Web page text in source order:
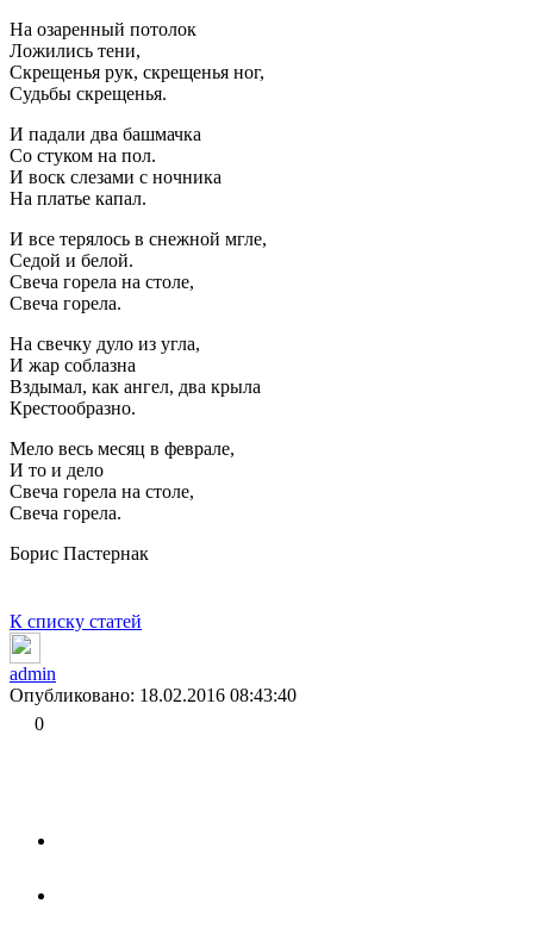
На озаренный потолок
Ложились тени,
Скрещенья рук, скрещенья ног,
Судьбы скрещенья.
И падали два башмачка
Со стуком на пол.
И воск слезами с ночника
На платье капал.
И все терялось в снежной мгле,
Седой и белой.
Свеча горела на столе,
Свеча горела.
На свечку дуло из угла,
И жар соблазна
Вздымал, как ангел, два крыла
Крестообразно.
Мело весь месяц в феврале,
И то и дело
Свеча горела на столе,
Свеча горела.
Борис Пастернак
К списку статей
admin
Опубликовано: 18.02.2016 08:43:40
0